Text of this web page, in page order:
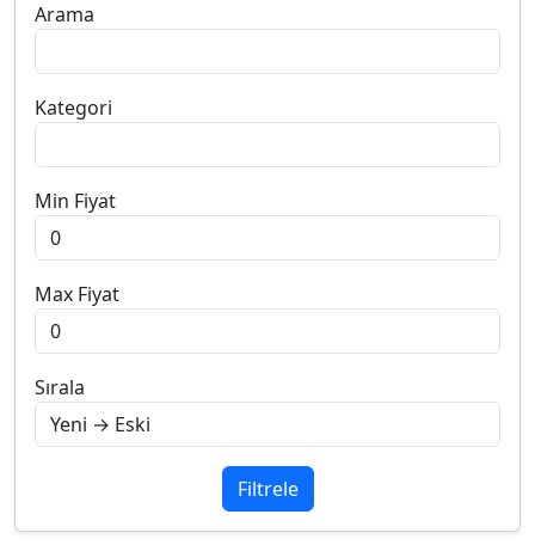
Arama
Kategori
Min Fiyat
Max Fiyat
Sırala
Filtrele